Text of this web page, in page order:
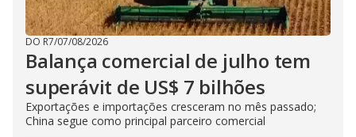
DO R7/07/08/2026
Balança comercial de julho tem
superávit de US$ 7 bilhões
Exportações e importações cresceram no mês passado;
China segue como principal parceiro comercial